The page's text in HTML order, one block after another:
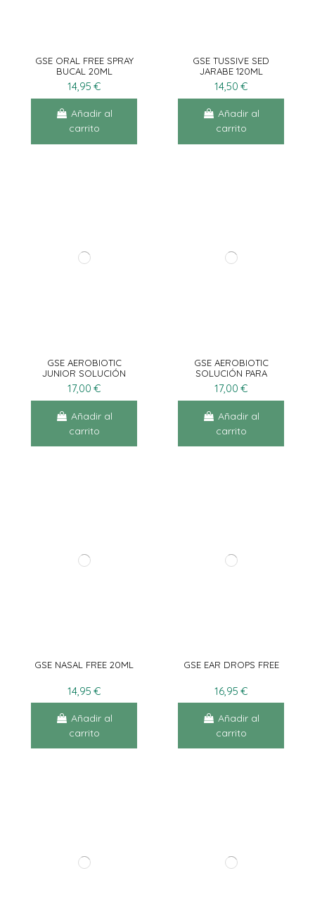
GSE ORAL FREE SPRAY
BUCAL 20ML
14,95 €
Añadir al
carrito
GSE TUSSIVE SED
JARABE 120ML
14,50 €
Añadir al
carrito
GSE AEROBIOTIC
JUNIOR SOLUCIÓN
PARA AEROSOL10AMP X
5ML
17,00 €
Añadir al
carrito
GSE AEROBIOTIC
SOLUCIÓN PARA
AEROSOL 10AMP X 5ML
17,00 €
Añadir al
carrito
GSE NASAL FREE 20ML
14,95 €
Añadir al
carrito
GSE EAR DROPS FREE
16,95 €
Añadir al
carrito